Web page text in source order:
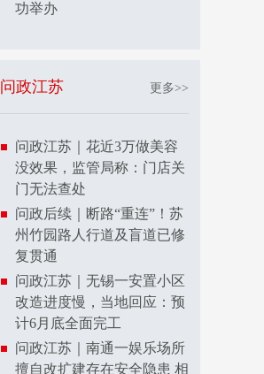
功举办
问政江苏 更多>>
问政江苏｜花近3万做美容
没效果，监管局称：门店关
门无法查处
问政后续｜断路“重连”！苏
州竹园路人行道及盲道已修
复贯通
问政江苏｜无锡一安置小区
改造进度慢，当地回应：预
计6月底全面完工
问政江苏｜南通一娱乐场所
擅自改扩建存在安全隐患 相